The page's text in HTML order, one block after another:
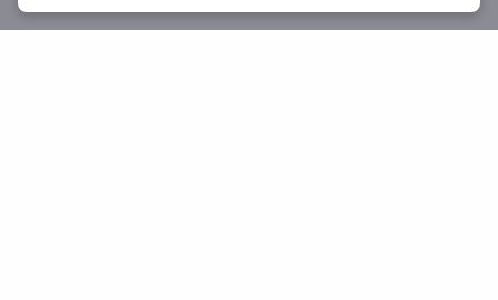
Home Materie Cerca Menu